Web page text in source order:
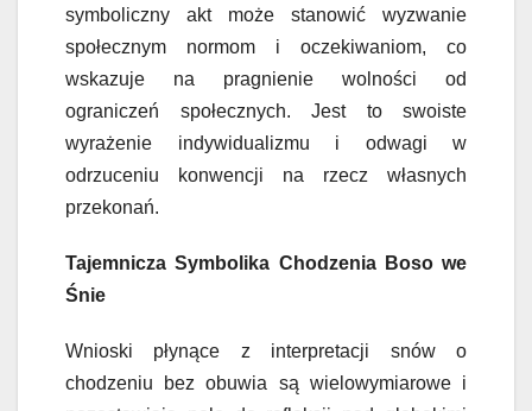
symboliczny akt może stanowić wyzwanie
społecznym normom i oczekiwaniom, co
wskazuje na pragnienie wolności od
ograniczeń społecznych. Jest to swoiste
wyrażenie indywidualizmu i odwagi w
odrzuceniu konwencji na rzecz własnych
przekonań.
Tajemnicza Symbolika Chodzenia Boso we
Śnie
Wnioski płynące z interpretacji snów o
chodzeniu bez obuwia są wielowymiarowe i